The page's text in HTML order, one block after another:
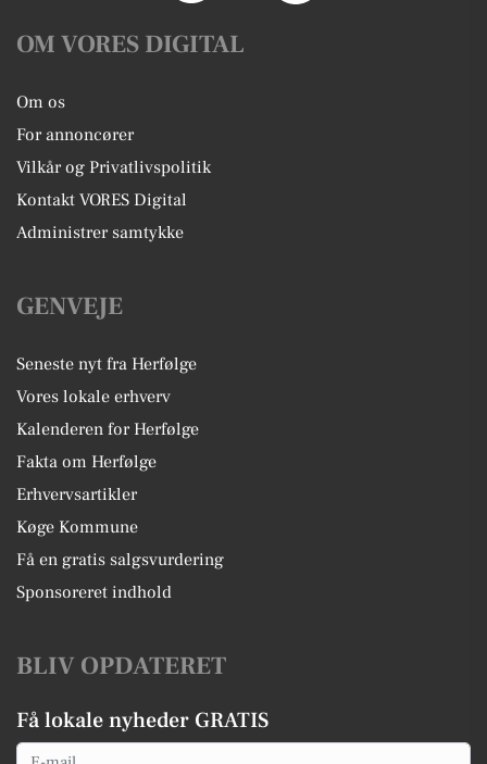
OM VORES DIGITAL
Om os
For annoncører
Vilkår og Privatlivspolitik
Kontakt VORES Digital
Administrer samtykke
GENVEJE
Seneste nyt fra Herfølge
Vores lokale erhverv
Kalenderen for Herfølge
Fakta om Herfølge
Erhvervsartikler
Køge Kommune
Få en gratis salgsvurdering
Sponsoreret indhold
BLIV OPDATERET
Få lokale nyheder GRATIS
Email